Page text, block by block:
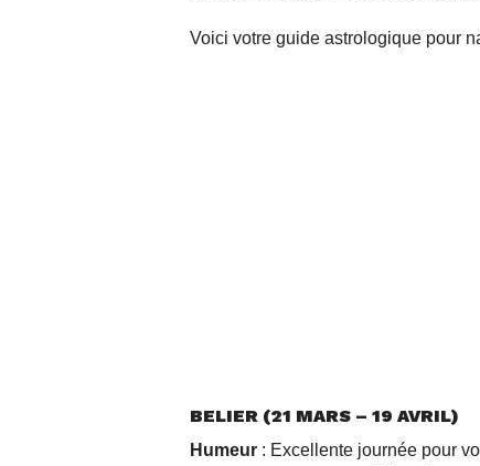
Voici votre guide astrologique pour
BELIER (21 MARS – 19 AVRIL)
Humeur : Excellente journée pour